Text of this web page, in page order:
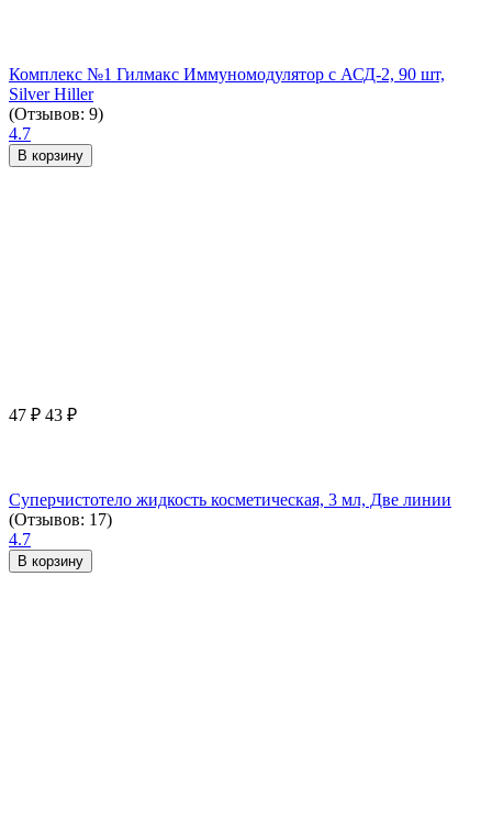
Комплекс №1 Гилмакс Иммуномодулятор с АСД-2, 90 шт,
Silver Hiller
(Отзывов: 9)
4.7
В корзину
47 ₽ 43 ₽
Суперчистотело жидкость косметическая, 3 мл, Две линии
(Отзывов: 17)
4.7
В корзину